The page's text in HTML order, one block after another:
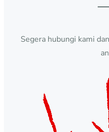
Segera hubungi kami